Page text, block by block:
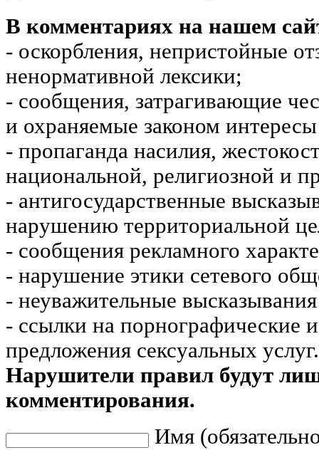
В комментариях на нашем
- оскорбления, непристойные
ненормативной лексики;
- сообщения, затрагивающие
и охраняемые законом
- пропаганда насилия,
национальной, религиозной и
- антигосударственные
нарушению территориальной
- сообщения рекламного
- нарушение этики сетевого
- неуважительные
- ссылки на порнографические
предложения сексуальных услуг.
Нарушители правил будут
комментирования.
Имя